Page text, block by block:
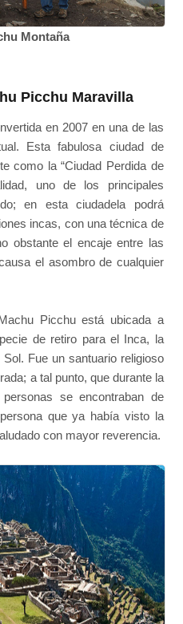
Montaña
Picchu Maravilla
en 2007 en una de las
Esta fabulosa ciudad de
como la “Ciudad Perdida de
uno de los principales
en esta ciudadela podrá
incas, con una técnica de
obstante el encaje entre las
el asombro de cualquier
Picchu está ubicada a
de retiro para el Inca, la
Fue un santuario religioso
a tal punto, que durante la
se encontraban de
que ya había visto la
con mayor reverencia.